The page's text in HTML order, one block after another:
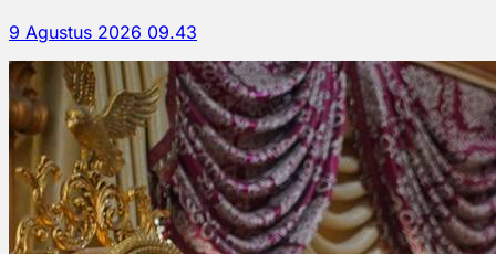
9 Agustus 2026 09.43